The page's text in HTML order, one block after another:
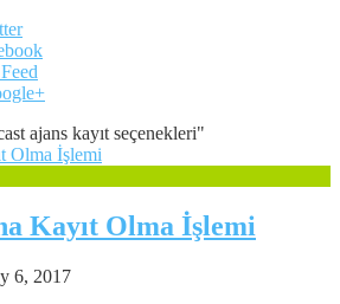
ajans kayıt seçenekleri"
Kayıt Olma İşlemi
6, 2017